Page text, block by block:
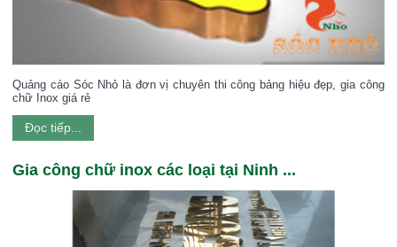
Quảng cáo Sóc Nhỏ là đơn vị chuyên thi công bảng hiệu đẹp, gia công
chữ Inox giá rẻ
Đọc tiếp...
Gia công chữ inox các loại tại Ninh ...